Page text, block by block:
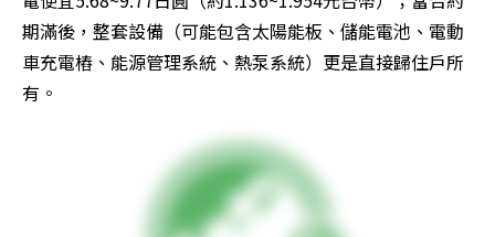
期滿後，整套設備（可能包含太陽能板、儲能電池、電動
車充電樁、能源管理系統、熱泵系統）更是直接歸住戶所
有。